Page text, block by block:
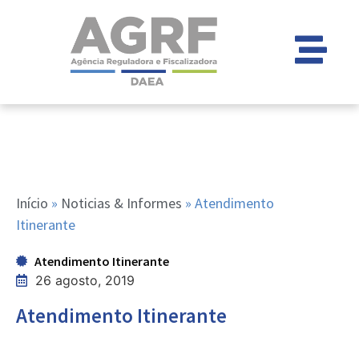
Início » Noticias & Informes » Atendimento
Itinerante
Atendimento Itinerante
26 agosto, 2019
Atendimento Itinerante